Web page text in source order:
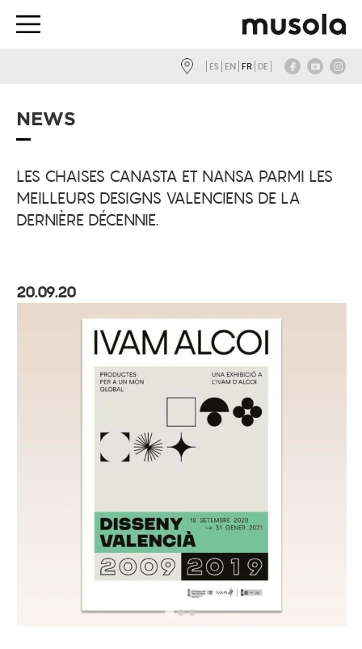
ES EN FR DE
NEWS
LES CHAISES CANASTA ET NANSA PARMI LES
MEILLEURS DESIGNS VALENCIENS DE LA
DERNIÈRE DÉCENNIE.
20.09.20